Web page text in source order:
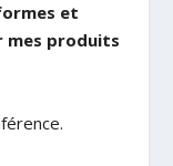
et
mes produits